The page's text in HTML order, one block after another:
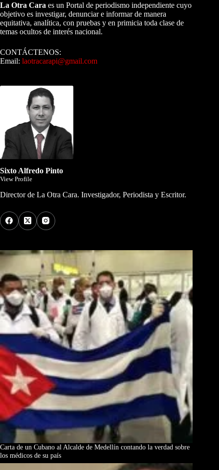
La Otra Cara es un Portal de periodismo independiente cuyo
objetivo es investigar, denunciar e informar de manera
equitativa, analítica, con pruebas y en primicia toda clase de
temas ocultos de interés nacional.
CONTÁCTENOS:
Email: laotracarapi@gmail.com
Sixto Alfredo Pinto
View Profile
Director de La Otra Cara. Investigador, Periodista y Escritor.
Carta de un Cubano al Alcalde de Medellín contando la verdad sobre
los médicos de su país